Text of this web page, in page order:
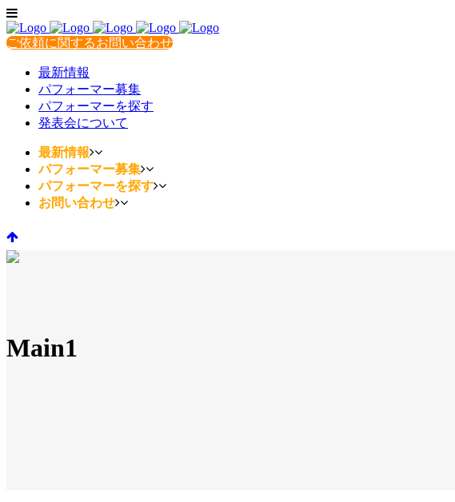
ご依頼に関するお問い合わせ
最新情報
パフォーマー募集
パフォーマーを探す
発表会について
最新情報
パフォーマー募集
パフォーマーを探す
お問い合わせ
Main1